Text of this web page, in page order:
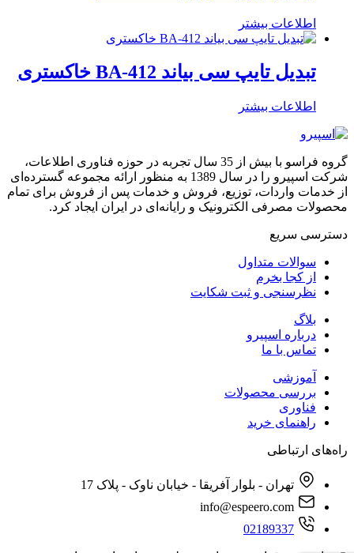
اطلاعات بیشتر
تبدیل تایپ سی بیاند BA-412 خاکستری
اطلاعات بیشتر
گروه فراسو با بیش از 35 سال تجربه در حوزه فناوری اطلاعات،
شرکت اسپیرو را در سال 1389 به منظور ارائه مجموعه گسترده‌ای
از خدمات واردات، توزیع، فروش و خدمات پس از فروش برای تمام
محصولات مصرفی الکترونیک و رایانه‌ای در ایران ایجاد کرد.
دسترسی‌ سریع
سوالات متداول
از کجا بخرم
نظرسنجی و ثبت شکایت
بلاگ
درباره اسپیرو
تماس با ما
آموزشی
بررسی محصولات
فناوری
راهنمای خرید
راه‌های ارتباطی
تهران - بلوار آفریقا - خیابان ناوک - پلاک 17
02189337